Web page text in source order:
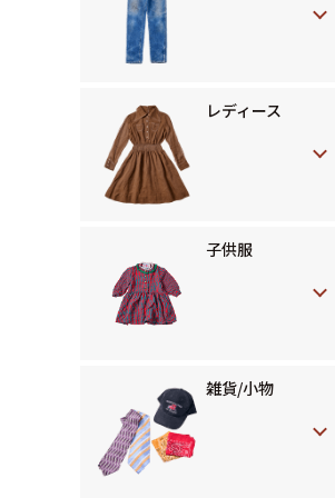
レディース
子供服
雑貨/小物